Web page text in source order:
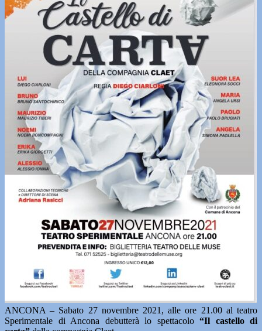
ANCONA – Sabato 27 novembre 2021, alle ore 21.00 al teatro
Sperimentale di Ancona debutterà lo spettacolo “Il castello di